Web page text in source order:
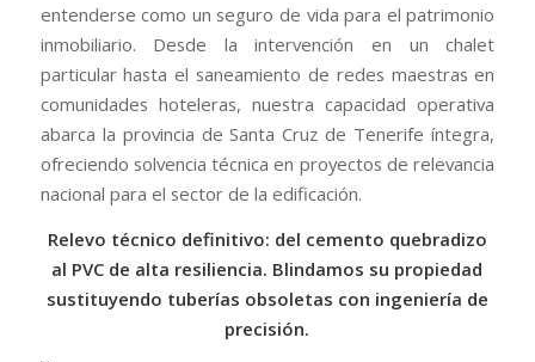
entenderse como un seguro de vida para el patrimonio
inmobiliario. Desde la intervención en un chalet
particular hasta el saneamiento de redes maestras en
comunidades hoteleras, nuestra capacidad operativa
abarca la provincia de Santa Cruz de Tenerife íntegra,
ofreciendo solvencia técnica en proyectos de relevancia
nacional para el sector de la edificación.
Relevo técnico definitivo: del cemento quebradizo
al PVC de alta resiliencia. Blindamos su propiedad
sustituyendo tuberías obsoletas con ingeniería de
precisión.